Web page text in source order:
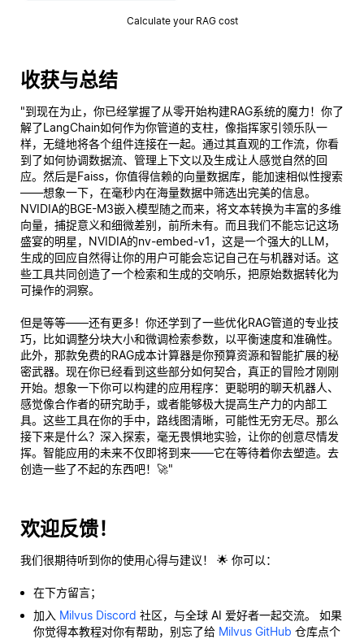
Calculate your RAG cost
收获与总结
"到现在为止，你已经掌握了从零开始构建RAG系统的魔力！你了
解了LangChain如何作为你管道的支柱，像指挥家引领乐队一
样，无缝地将各个组件连接在一起。通过其直观的工作流，你看
到了如何协调数据流、管理上下文以及生成让人感觉自然的回
应。然后是Faiss，你值得信赖的向量数据库，能加速相似性搜索
——想象一下，在毫秒内在海量数据中筛选出完美的信息。
NVIDIA的BGE-M3嵌入模型随之而来，将文本转换为丰富的多维
向量，捕捉意义和细微差别，前所未有。而且我们不能忘记这场
盛宴的明星，NVIDIA的nv-embed-v1，这是一个强大的LLM，
生成的回应自然得让你的用户可能会忘记自己在与机器对话。这
些工具共同创造了一个检索和生成的交响乐，把原始数据转化为
可操作的洞察。
但是等等——还有更多！你还学到了一些优化RAG管道的专业技
巧，比如调整分块大小和微调检索参数，以平衡速度和准确性。
此外，那款免费的RAG成本计算器是你预算资源和智能扩展的秘
密武器。现在你已经看到这些部分如何契合，真正的冒险才刚刚
开始。想象一下你可以构建的应用程序：更聪明的聊天机器人、
感觉像合作者的研究助手，或者能够极大提高生产力的内部工
具。这些工具在你的手中，路线图清晰，可能性无穷无尽。那么
接下来是什么？深入探索，毫无畏惧地实验，让你的创意尽情发
挥。智能应用的未来不仅即将到来——它在等待着你去塑造。去
创造一些了不起的东西吧！🚀"
欢迎反馈！
我们很期待听到你的使用心得与建议！ 🌟 你可以：
在下方留言；
加入 Milvus Discord 社区，与全球 AI 爱好者一起交流。 如果
你觉得本教程对你有帮助，别忘了给 Milvus GitHub 仓库点个